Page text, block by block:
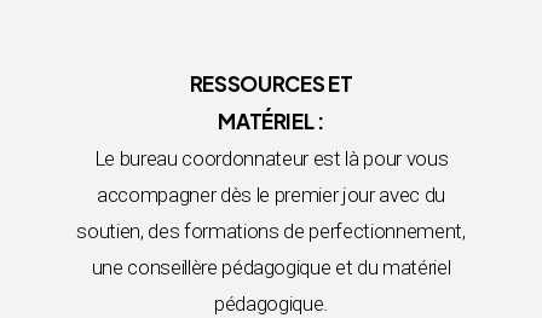
RESSOURCES ET
MATÉRIEL :
Le bureau coordonnateur est là pour vous
accompagner dès le premier jour avec du
soutien, des formations de perfectionnement,
une conseillère pédagogique et du matériel
pédagogique.